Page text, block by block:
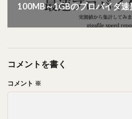
100MB～1GBのプロバイダ速
コメントを書く
コメント ※